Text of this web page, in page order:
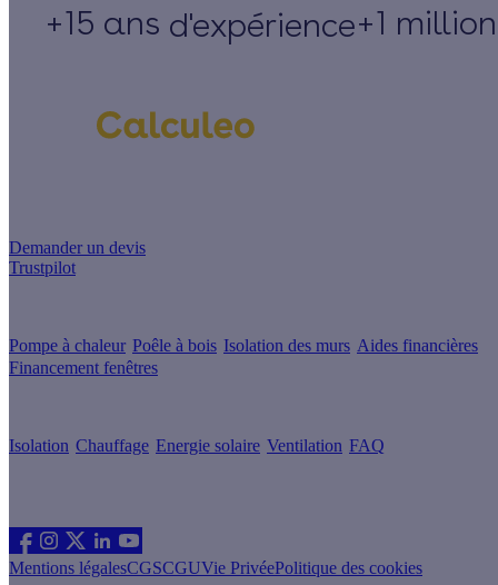
+15 ans d'expérience+1
Demander un devis
Trustpilot
Pompe à chaleur Poêle à bois Isolation des murs Aides financières
Financement fenêtres
Isolation Chauffage Energie solaire Ventilation FAQ
Mentions légalesCGSCGUVie PrivéePolitique des cookies